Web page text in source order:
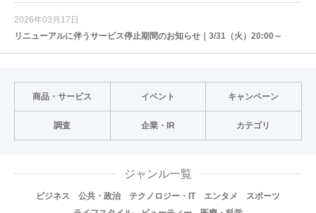
2026年03月17日
リニューアルに伴うサービス停止期間のお知らせ｜3/31（火）20:00～
商品・サービス イベント キャンペーン
調査 企業・IR カテゴリ
ジャンル一覧
ビジネス 公共・政治 テクノロジー・IT エンタメ
スポーツ